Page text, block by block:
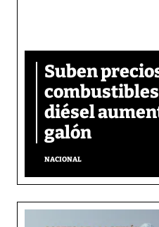
Suben
combustibles
diésel
galón
NACIONAL